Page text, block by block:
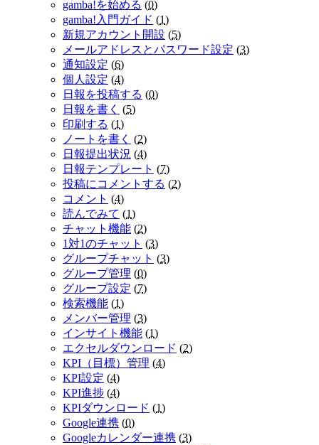
gamba!を始める (0)
gamba!入門ガイド (1)
新規アカウント開設 (5)
メールアドレスとパスワード設定 (3)
通知設定 (6)
個人設定 (4)
日報を投稿する (0)
日報を書く (5)
印刷する (1)
ノートを書く (2)
日報提出状況 (4)
日報テンプレート (7)
投稿にコメントする (2)
コメント (4)
読んでみて (1)
チャット機能 (2)
1対1のチャット (3)
グループチャット (3)
グループ管理 (0)
グループ設定 (7)
検索機能 (1)
メンバー管理 (3)
インサイト機能 (1)
エクセルダウンロード (2)
KPI（目標）管理 (4)
KPI設定 (4)
KPI進捗 (4)
KPIダウンロード (1)
Google連携 (0)
Googleカレンダー連携 (3)